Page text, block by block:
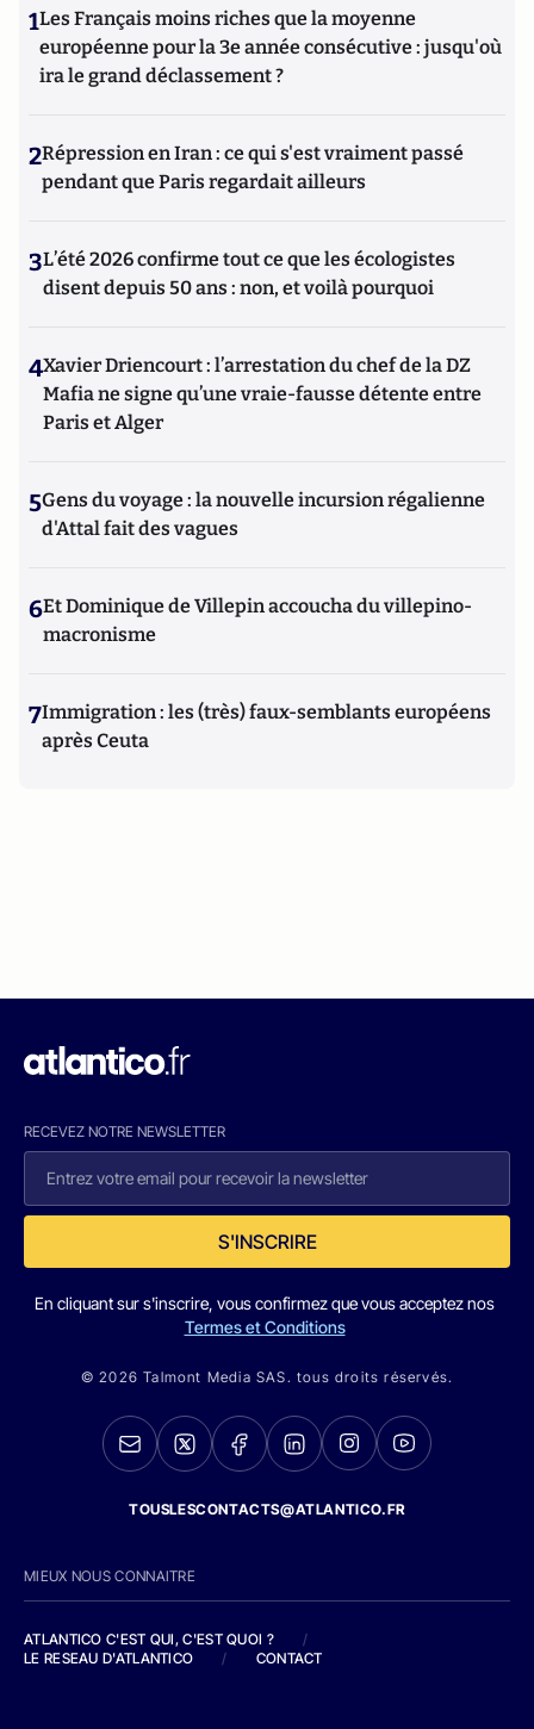
1Les Français moins riches que la moyenne
européenne pour la 3e année consécutive : jusqu'où
ira le grand déclassement ?
2Répression en Iran : ce qui s'est vraiment passé
pendant que Paris regardait ailleurs
3L’été 2026 confirme tout ce que les écologistes
disent depuis 50 ans : non, et voilà pourquoi
4Xavier Driencourt : l’arrestation du chef de la DZ
Mafia ne signe qu’une vraie-fausse détente entre
Paris et Alger
5Gens du voyage : la nouvelle incursion régalienne
d'Attal fait des vagues
6Et Dominique de Villepin accoucha du villepino-
macronisme
7Immigration : les (très) faux-semblants européens
après Ceuta
RECEVEZ NOTRE NEWSLETTER
S'INSCRIRE
En cliquant sur s'inscrire, vous confirmez que vous acceptez nos
Termes et Conditions
© 2026 Talmont Media SAS. tous droits réservés.
TOUSLESCONTACTS@ATLANTICO.FR
MIEUX NOUS CONNAITRE
ATLANTICO C'EST QUI, C'EST QUOI ?
/
LE RESEAU D'ATLANTICO
/ CONTACT